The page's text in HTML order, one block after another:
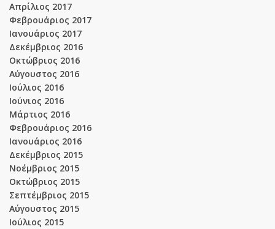
Απρίλιος 2017
Φεβρουάριος 2017
Ιανουάριος 2017
Δεκέμβριος 2016
Οκτώβριος 2016
Αύγουστος 2016
Ιούλιος 2016
Ιούνιος 2016
Μάρτιος 2016
Φεβρουάριος 2016
Ιανουάριος 2016
Δεκέμβριος 2015
Νοέμβριος 2015
Οκτώβριος 2015
Σεπτέμβριος 2015
Αύγουστος 2015
Ιούλιος 2015